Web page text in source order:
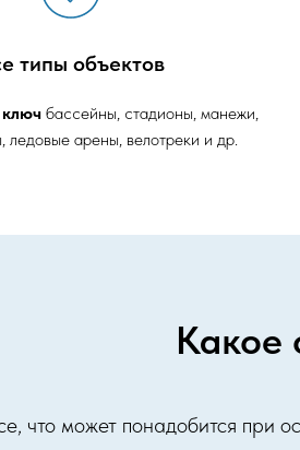
типы объектов
бассейны, стадионы, манежи,
ледовые арены, велотреки и др.
Какое
что может понадобится при